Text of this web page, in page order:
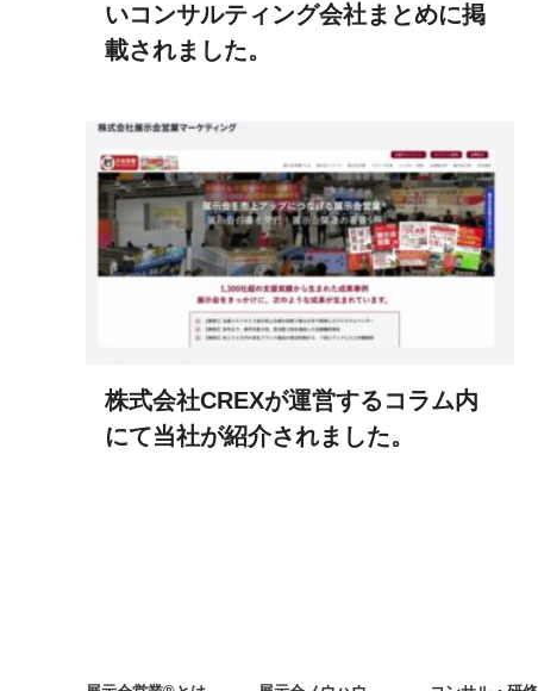
いコンサルティング会社まとめに掲
載されました。
株式会社CREXが運営するコラム内
にて当社が紹介されました。